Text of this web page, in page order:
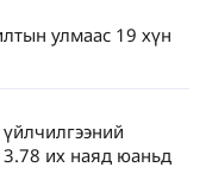
улмаас 19 хүн
их наяд юаньд